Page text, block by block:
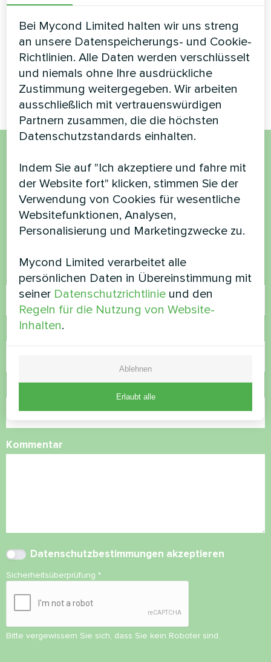
Privates Haus
Wärmepumpe BeeHeat MHS-
N14BH
Schneiderei und
Bekleidungsdesign
Kunstwerk Design
Gebläsekonvektor Glas-Serie
Möchten Sie kaufen oder
haben Sie Fragen?
Kontaktieren Sie uns und wir werden Ihnen
Name
Rufnummer
Kommentar
Datenschutzbestimmungen akzeptieren
Sicherheitsüberprüfung *
Bitte vergewissern Sie sich, dass Sie kein Roboter sind.
Bei Mycond Limited halten wir uns streng
an unsere Datenspeicherungs- und Cookie-
Richtlinien. Alle Daten werden verschlüsselt
und niemals ohne Ihre ausdrückliche
Zustimmung weitergegeben. Wir arbeiten
ausschließlich mit vertrauenswürdigen
Partnern zusammen, die die höchsten
Datenschutzstandards einhalten.
Indem Sie auf "Ich akzeptiere und fahre mit
der Website fort" klicken, stimmen Sie der
Verwendung von Cookies für wesentliche
Websitefunktionen, Analysen,
Personalisierung und Marketingzwecke zu.
Mycond Limited verarbeitet alle
persönlichen Daten in Übereinstimmung mit
seiner Datenschutzrichtlinie und den
Regeln für die Nutzung von Website-
Inhalten.
Ablehnen
Erlaubt alle